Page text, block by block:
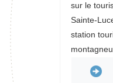
sur le
Sainte-
station